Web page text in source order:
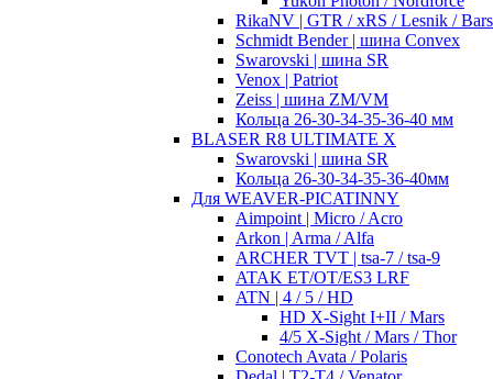
RikaNV | GTR / xRS / Lesnik /
Schmidt Bender | шина Convex
Swarovski | шина SR
Venox | Patriot
Zeiss | шина ZM/VM
Кольца 26-30-34-35-36-40 мм
BLASER R8 ULTIMATE X
Swarovski | шина SR
Кольца 26-30-34-35-36-40мм
Для WEAVER-PICATINNY
Aimpoint | Micro / Acro
Arkon | Arma / Alfa
ARCHER TVT | tsa-7 / tsa-9
ATAK ET/OT/ES3 LRF
ATN | 4 / 5 / HD
HD X-Sight I+II / Mars
4/5 X-Sight / Mars / Thor
Conotech Avata / Polaris